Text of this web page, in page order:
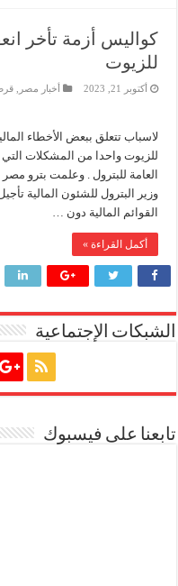
كواليس أزمة تأخر
للزيوت
أكتوبر 21, 2023 أخبار مصر ,
لاسباب تتعلق ببعض الأخطاء
للزيوت واحدا من المشكلات التي
العامة للبترول . وعلمت بترو
وزير البترول للشئون المالية
القوائم المالية دون …
أكمل القراءة »
الشبكات الإجتماعية
تابعنا على فيسبوك